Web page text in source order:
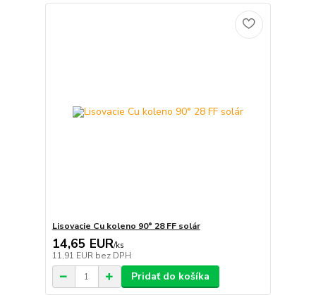
Lisovacie Cu koleno 90° 28 FF solár
14,65 EUR/ks
11,91 EUR bez DPH
Pridať do košíka